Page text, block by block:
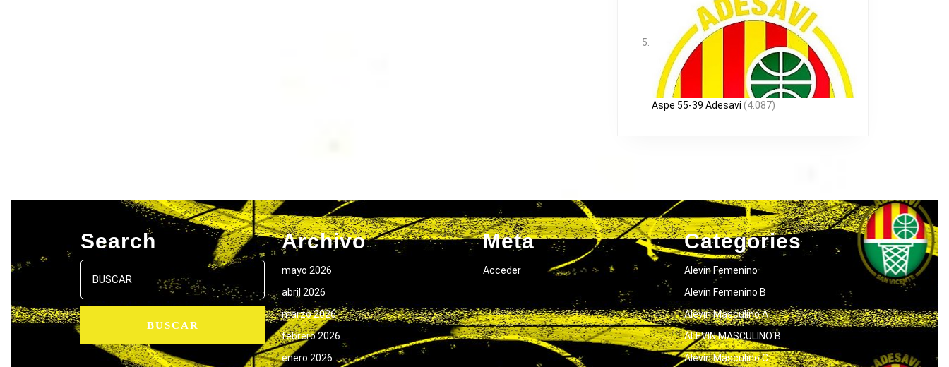
Aspe 55-39 Adesavi (4.087)
Search
Buscar:
Archivo
mayo 2026
abril 2026
marzo 2026
febrero 2026
enero 2026
Meta
Acceder
Categories
Alevín Femenino
Alevín Femenino B
Alevín Masculino A
ALEVIN MASCULINO B
Alevín Masculino C